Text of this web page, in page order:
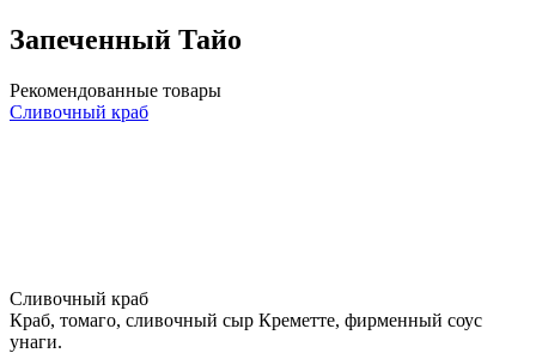
Запеченный Тайо
Рекомендованные товары
Сливочный краб
Сливочный краб
Краб, томаго, сливочный сыр Креметте, фирменный соус
унаги.